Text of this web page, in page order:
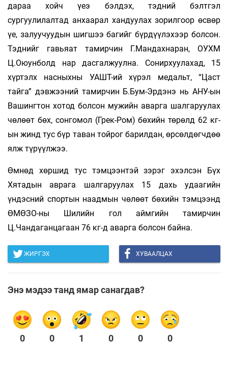
дараа хойч үеэ бэлдэх, тэдний бэлтгэл
сургуулилалтад анхаарал хандуулах зорилгоор өсвөр
үе, залуучуудын шигшээ багийг бүрдүүлэхээр болсон.
Тэднийг гавьяат тамирчин Г.Мандахнаран, ОУХМ
Ц.Оюунболд нар дасгалжуулна. Сонирхуулахад, 15
хүртэлх насныхны УАШТ-ий хүрэл медальт, “Цаст
тайга” дэвжээний тамирчин Б.Бум-Эрдэнэ нь АНУ-ын
Вашингтон хотод болсон мужийн аварга шалгаруулах
чөлөөт бөх, сонгомол (Грек-Ром) бөхийн төрөлд 62 кг-
ын жинд тус бүр таван тойрог барилдан, өрсөлдөгчдөө
ялж түрүүлжээ.
Өмнөд хөршид тус тэмцээнтэй зэрэг эхэлсэн Бүх
Хятадын аврага шалгаруулах 15 дахь удаагийн
үндэсний спортын наадмын чөлөөт бөхийн тэмцээнд
ӨМӨЗО-ны Шилийн гол аймгийн тамирчин
Ц.Чандаганцагаан 76 кг-д аварга болсон байна.
ЖИРГЭХ ХУВААЛЦАХ
Энэ мэдээ танд ямар санагдав?
0 0 1 0 0 0